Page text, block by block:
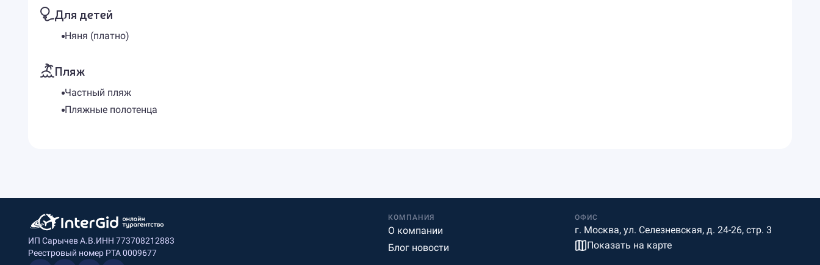
Для детей
Няня (платно)
Пляж
Частный пляж
Пляжные полотенца
ИП Сарычев А.В.ИНН 773708212883
Реестровый номер РТА 0009677
КОМПАНИЯ
О компании
Блог новости
ОФИС
г. Москва, ул. Селезневская, д. 24-26, стр. 3
Показать на карте